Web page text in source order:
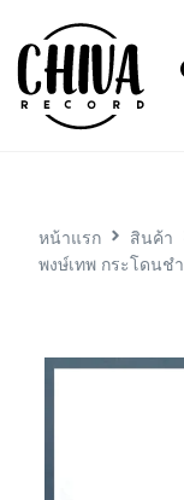
หน้าแรก
สินค้า
พงษ์เทพ กระโดนช